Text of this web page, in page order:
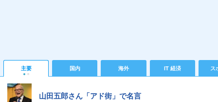
主要 国内 海外 IT 経済 ス
山田五郎さん「アド街」で名言